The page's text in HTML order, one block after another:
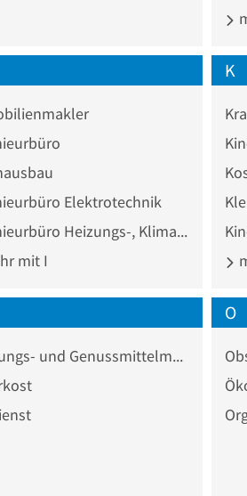
Elektrotechnik
Ingenieurbüro Heizungs-, Klima-, Lüftungs- und Sanitärtechnik
mit I
K
Nahrungs- und Genussmittelmaschine
O